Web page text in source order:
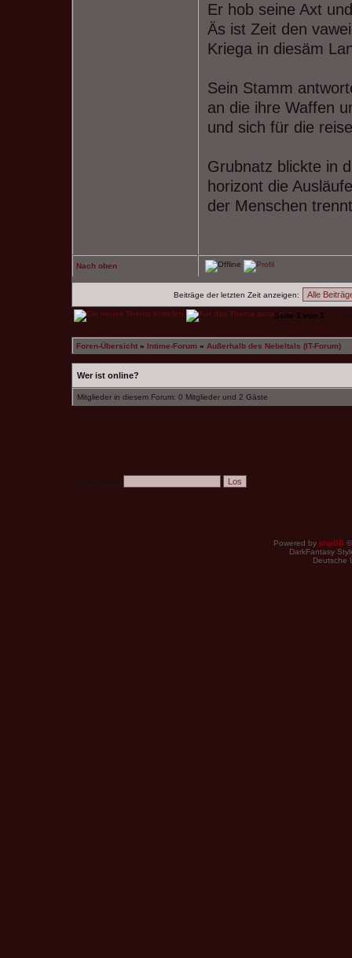
Er hob seine Axt
Äs ist Zeit den
Kriega in diesäm
Sein Stamm
an die ihre Waffen
und sich für die
Grubnatz blickte in
horizont die
der Menschen
Nach oben
Beiträge der letzten Zeit anzeigen:
Seite 1 von 1
Foren-Übersicht » Intime-Forum » Außerhalb des Nebeltals (IT-Forum)
Wer ist online?
Mitglieder in diesem Forum: 0 Mitglieder und 2 Gäste
Powered by phpBB
DarkFantasy
Deutsche